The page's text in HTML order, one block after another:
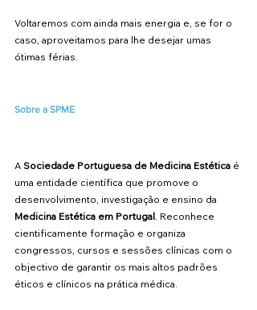
Voltaremos com ainda mais energia e, se for o
caso, aproveitamos para lhe desejar umas
ótimas férias.
Sobre a SPME
A Sociedade Portuguesa de Medicina Estética é
uma entidade científica que promove o
desenvolvimento, investigação e ensino da
Medicina Estética em Portugal. Reconhece
cientificamente formação e organiza
congressos, cursos e sessões clínicas com o
objectivo de garantir os mais altos padrões
éticos e clínicos na prática médica.